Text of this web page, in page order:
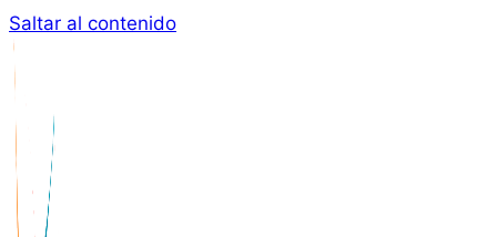
Saltar al contenido